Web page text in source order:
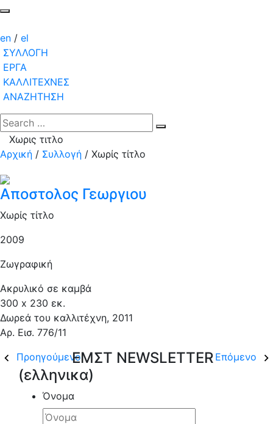
en / el
ΣΥΛΛΟΓΗ
ΕΡΓΑ
ΚΑΛΛΙΤΕΧΝΕΣ
ΑΝΑΖΗΤΗΣΗ
Χωρις τιτλο
Αρχική / Συλλογή / Χωρίς τίτλο
Αποστολος Γεωργιου
Χωρίς τίτλο
2009
Ζωγραφική
Ακρυλικό σε καμβά
300 x 230 εκ.
Δωρεά του καλλιτέχνη, 2011
Αρ. Εισ. 776/11
Προηγούμενο
Επόμενο
ΕΜΣΤ NEWSLETTER
(ελληνικα)
Όνομα